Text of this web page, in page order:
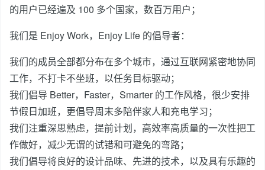
的用户已经遍及 100 多个国家，数百万用户；
我们是 Enjoy Work，Enjoy Life 的倡导者：
我们的成员全部都分布在多个城市，通过互联网紧密地协同
工作，不打卡不坐班，以任务目标驱动；
我们倡导 Better，Faster，Smarter 的工作风格，很少安排
节假日加班，更倡导周末多陪伴家人和充电学习；
我们注重深思熟虑，提前计划，高效率高质量的一次性把工
作做好，减少无谓的试错和可避免的弯路；
我们倡导将良好的设计品味、先进的技术，以及具有乐趣的